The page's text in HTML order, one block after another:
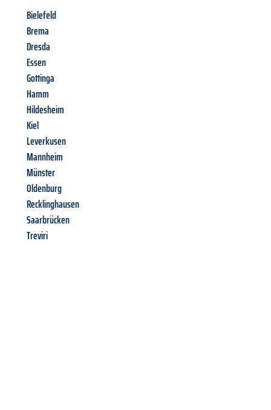
Bielefeld
Brema
Dresda
Essen
Gottinga
Hamm
Hildesheim
Kiel
Leverkusen
Mannheim
Münster
Oldenburg
Recklinghausen
Saarbrücken
Treviri